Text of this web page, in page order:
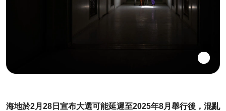
海地於2月28日宣布大選可能延遲至2025年8月舉行後，混亂